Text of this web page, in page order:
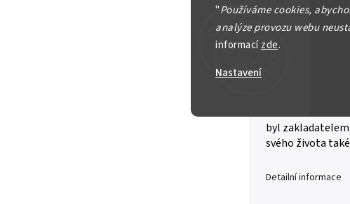
"Používáme cookies,
analýze provozu webu
informacízde.
Nastavení
50 Euro
holý),
byl
svého života
Detailní informace